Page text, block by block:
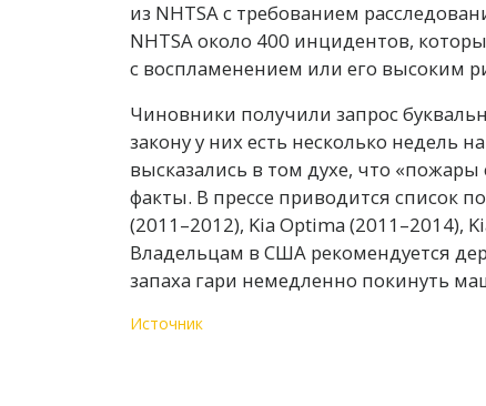
из NHTSA с требованием
NHTSA около 400 инцидентов,
с воспламенением или его высоким
Чиновники получили запрос
закону у них есть несколько недель
высказались в том духе, что
факты. В прессе приводится список
(2011–2012), Kia Optima (2011–2014),
Владельцам в США рекомендуется
запаха гари немедленно покинуть
Источник